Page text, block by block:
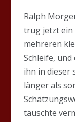
Ralph
trug jetzt ein
mehreren
Schleife,
ihn in dieser
länger als
täuschte